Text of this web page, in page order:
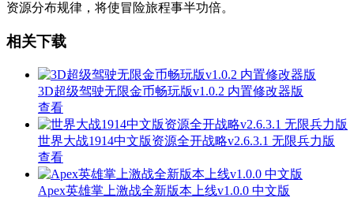
资源分布规律，将使冒险旅程事半功倍。
相关下载
3D超级驾驶无限金币畅玩版v1.0.2 内置修改器版
查看
世界大战1914中文版资源全开战略v2.6.3.1 无限兵力版
查看
Apex英雄掌上激战全新版本上线v1.0.0 中文版